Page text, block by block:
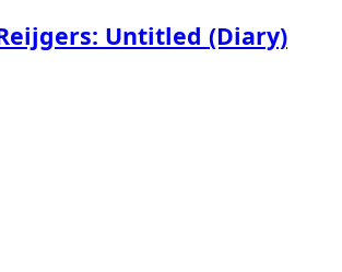
Untitled (Diary)